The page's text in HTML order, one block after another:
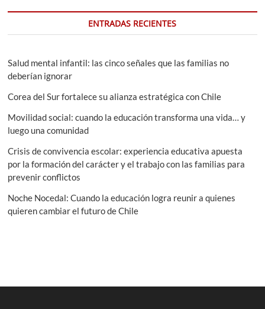
ENTRADAS RECIENTES
Salud mental infantil: las cinco señales que las familias no
deberían ignorar
Corea del Sur fortalece su alianza estratégica con Chile
Movilidad social: cuando la educación transforma una vida… y
luego una comunidad
Crisis de convivencia escolar: experiencia educativa apuesta
por la formación del carácter y el trabajo con las familias para
prevenir conflictos
Noche Nocedal: Cuando la educación logra reunir a quienes
quieren cambiar el futuro de Chile